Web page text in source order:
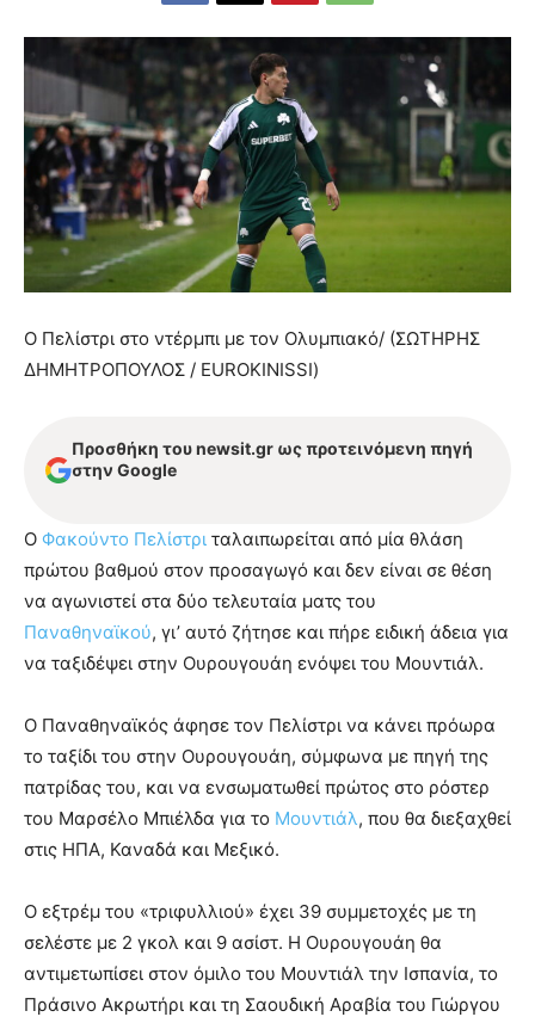
Ο Πελίστρι στο ντέρμπι με τον Ολυμπιακό/ (ΣΩΤΗΡΗΣ
ΔΗΜΗΤΡΟΠΟΥΛΟΣ / EUROKINISSI)
Προσθήκη του newsit.gr ως προτεινόμενη πηγή
στην Google
Ο Φακούντο Πελίστρι ταλαιπωρείται από μία θλάση
πρώτου βαθμού στον προσαγωγό και δεν είναι σε θέση
να αγωνιστεί στα δύο τελευταία ματς του
Παναθηναϊκού, γι’ αυτό ζήτησε και πήρε ειδική άδεια για
να ταξιδέψει στην Ουρουγουάη ενόψει του Μουντιάλ.
Ο Παναθηναϊκός άφησε τον Πελίστρι να κάνει πρόωρα
το ταξίδι του στην Ουρουγουάη, σύμφωνα με πηγή της
πατρίδας του, και να ενσωματωθεί πρώτος στο ρόστερ
του Μαρσέλο Μπιέλδα για το Μουντιάλ, που θα διεξαχθεί
στις ΗΠΑ, Καναδά και Μεξικό.
Ο εξτρέμ του «τριφυλλιού» έχει 39 συμμετοχές με τη
σελέστε με 2 γκολ και 9 ασίστ. Η Ουρουγουάη θα
αντιμετωπίσει στον όμιλο του Μουντιάλ την Ισπανία, το
Πράσινο Ακρωτήρι και τη Σαουδική Αραβία του Γιώργου